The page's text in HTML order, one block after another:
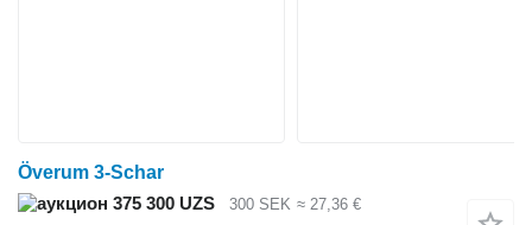
Överum 3-Schar
375 300 UZS
300 SEK ≈ 27,36 €